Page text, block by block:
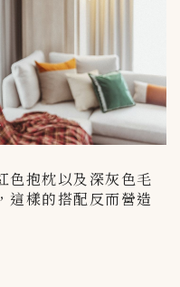
色抱枕以及深灰色毛
這樣的搭配反而營造